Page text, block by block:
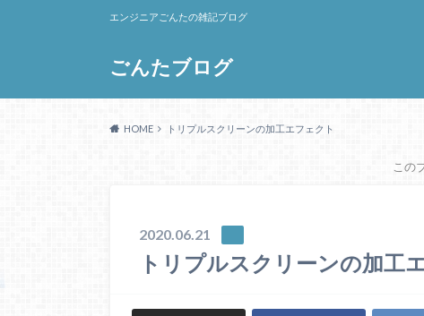
ごんたブログ
エンジニアごんたの雑記ブログ
HOME トリプルスクリーンの加工エフェクト
この
2020.06.21
トリプルスクリーンの加工